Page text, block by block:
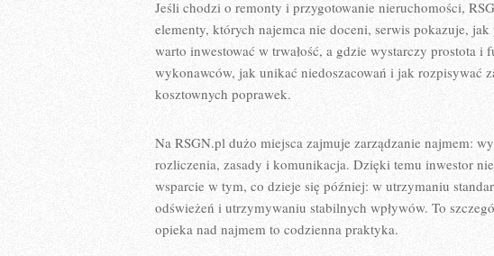
Jeśli chodzi o remonty i przygotowanie nieruchomości,
elementy, których najemca nie doceni, serwis pokazuje,
warto inwestować w trwałość, a gdzie wystarczy prostota
wykonawców, jak unikać niedoszacowań i jak rozpisywać
kosztownych poprawek.
Na RSGN.pl dużo miejsca zajmuje zarządzanie najmem:
rozliczenia, zasady i komunikacja. Dzięki temu inwestor
wsparcie w tym, co dzieje się później: w utrzymaniu
odświeżeń i utrzymywaniu stabilnych wpływów. To
opieka nad najmem to codzienna praktyka.